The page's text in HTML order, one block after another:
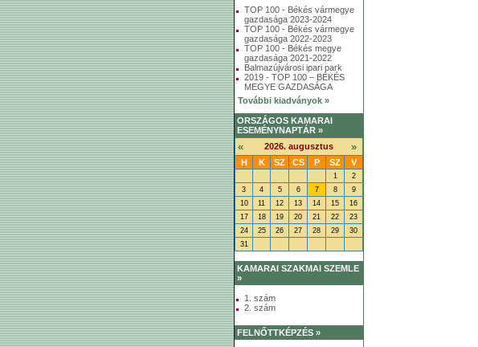
TOP 100 - Békés vármegye
gazdasága 2023-2024
TOP 100 - Békés vármegye
gazdasága 2022-2023
TOP 100 - Békés megye
gazdasága 2021-2022
Balmazújvárosi ipari park
2019 - TOP 100 – BÉKÉS
MEGYE GAZDASÁGA
További kiadványok »
ORSZÁGOS KAMARAI
ESEMÉNYNAPTÁR »
« 2026. augusztus »
H K SZ CS P SZ V
1
2
3
4 5 6 7 8
9
10
11 12 13 14 15
16
17
18 19 20 21 22
23
24
25 26 27 28 29
30
31
KAMARAI SZAKMAI SZEMLE
»
1. szám
2. szám
FELNŐTTKÉPZÉS »